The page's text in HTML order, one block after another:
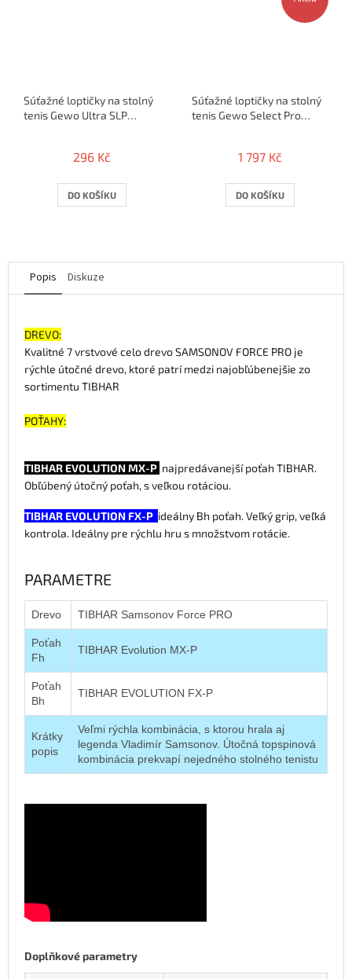
Súťažné loptičky na stolný
tenis Gewo Ultra SLP
296 Kč
DO KOŠÍKU
Súťažné loptičky na stolný
tenis Gewo Select Pro
1 797 Kč
DO KOŠÍKU
Popis Diskuze
DREVO:
Kvalitné 7 vrstvové celo drevo SAMSONOV FORCE PRO je
rýchle útočné drevo, ktoré patrí medzi najobľúbenejšie zo
sortimentu TIBHAR
POŤAHY:
TIBHAR EVOLUTION MX-P najpredávanejší poťah TIBHAR.
Obľúbený útočný poťah, s veľkou rotáciou.
TIBHAR EVOLUTION FX-P ideálny Bh poťah. Veľký grip, veľká
kontrola. Ideálny pre rýchlu hru s množstvom rotácie.
PARAMETRE
Drevo TIBHAR Samsonov Force PRO
Poťah
Fh
TIBHAR Evolution MX-P
Poťah
Bh
TIBHAR EVOLUTION FX-P
Krátky
popis
Veľmi rýchla kombinácia, s ktorou hrala aj
legenda Vladimír Samsonov. Útočná topspinová
kombinácia prekvapí nejedného stolného tenistu
Doplňkové parametry